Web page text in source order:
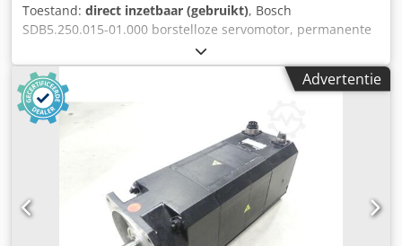
Toestand: direct inzetbaar (gebruikt), Bosch
SDB5.250.015-01.000 borstelloze servomotor, permanente
magneet, SN:350000065, gebruikt, normale
gebruikssporen, 100% functioneel, leveringsomvang
conform foto's, LET OP: Vraag apart naar de verpakkings-
en verzendkosten! LET OP: De kosten voor verpakking en
transport dienen apart te worden aangevraagd! Chsdpfxji
Advertentie